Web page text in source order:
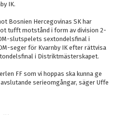
IK.
Bosnien Hercegovinas SK har
tufft motstånd i form av division 2-
slutspelets sextondelsfinal i
seger för Kvarnby IK efter rättvisa
i Distriktmästerskapet.
FF som vi hoppas ska kunna ge
serieomgångar, säger Uffe